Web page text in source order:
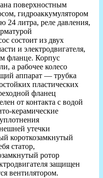
поверхностным
гидроаккумулятором
24 литра, реле давления,
состоит из двух
и электродвигателя,
фланце. Корпус
а рабочее колесо
аппарат — трубка
пластических
фланец
от контакта с водой
керамические
утечки
короткозамкнутый
статор,
ротор
защищен
вентилятором.